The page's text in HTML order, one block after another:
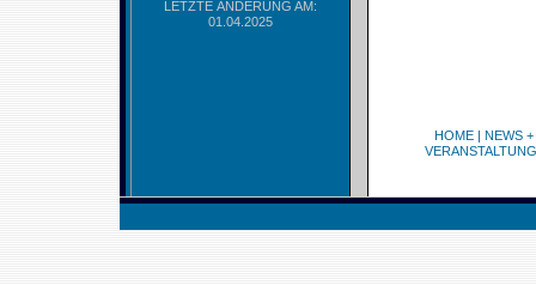
LETZTE ÄNDERUNG AM:
01.04.2025
HOME| NEWS